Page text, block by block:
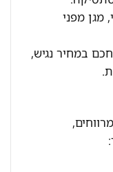
מפני
במחיר נגיש,
מדפים מרווחים,